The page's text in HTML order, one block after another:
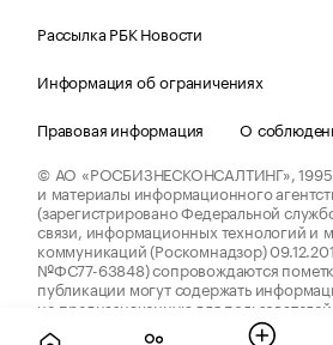
Рассылка РБК Новости
Информация об ограничениях
Правовая информация
О
© АО «РОСБИЗНЕСКОНСАЛТИНГ»,
и материалы информационного
(зарегистрировано Федеральной
связи, информационных технологий и
коммуникаций (Роскомнадзор)
№ФС77-63848) сопровождаются
публикации могут содержать
не предназначенную для пользователей
до 18 лет.
companycardsfeedback@rbc.ru